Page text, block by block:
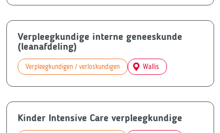
Verpleegkundige interne geneeskunde
(leanafdeling)
Verpleegkundigen / verloskundigen Wallis
Kinder Intensive Care verpleegkundige